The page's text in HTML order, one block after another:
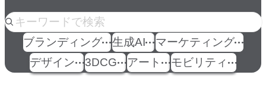
人気のkeyword
ブランディング 生成AI
マーケティング
デザイン
3DCG アート モビリティ